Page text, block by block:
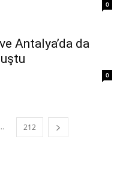
0
Antalya’da da
0
... 212